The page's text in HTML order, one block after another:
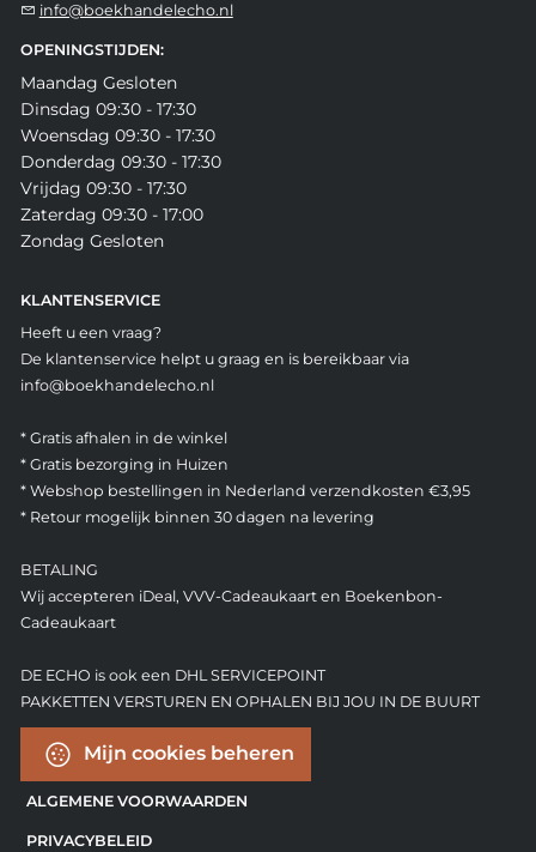
info@boekhandelecho.nl
OPENINGSTIJDEN:
Maandag Gesloten
Dinsdag 09:30 - 17:30
Woensdag 09:30 - 17:30
Donderdag 09:30 - 17:30
Vrijdag 09:30 - 17:30
Zaterdag 09:30 - 17:00
Zondag Gesloten
KLANTENSERVICE
Heeft u een vraag?
De klantenservice helpt u graag en is bereikbaar via
info@boekhandelecho.nl
* Gratis afhalen in de winkel
* Gratis bezorging in Huizen
* Webshop bestellingen in Nederland verzendkosten €3,95
* Retour mogelijk binnen 30 dagen na levering
BETALING
Wij accepteren iDeal, VVV-Cadeaukaart en Boekenbon-
Cadeaukaart
DE ECHO is ook een DHL SERVICEPOINT
PAKKETTEN VERSTUREN EN OPHALEN BIJ JOU IN DE BUURT
Mijn cookies beheren
ALGEMENE VOORWAARDEN
PRIVACYBELEID